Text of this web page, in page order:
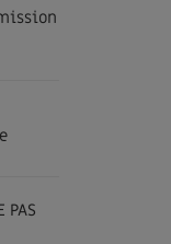
PAS